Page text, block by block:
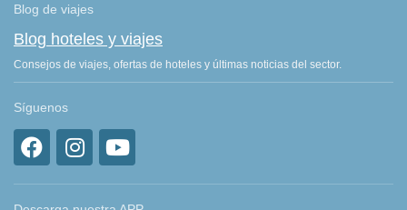
Blog de viajes
Blog hoteles y viajes
Consejos de viajes, ofertas de hoteles y últimas noticias del sector.
Síguenos